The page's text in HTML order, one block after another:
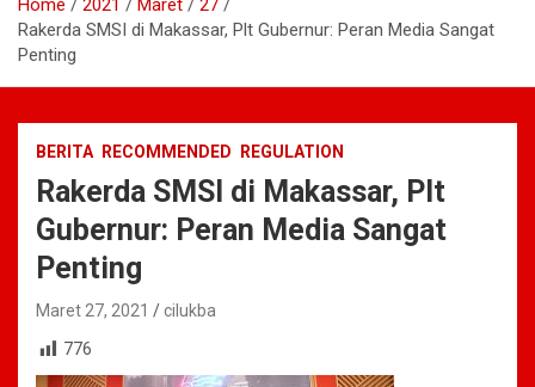
Home 2021 Maret
27
Rakerda SMSI di Makassar, Plt Gubernur: Peran Media Sangat
Penting
BERITA RECOMMENDED REGULATION
Rakerda SMSI di Makassar, Plt
Gubernur: Peran Media Sangat
Penting
Maret 27, 2021
cilukba
776